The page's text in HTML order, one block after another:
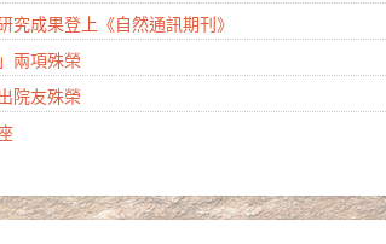
究成果登上《自然通訊期刊》
兩項殊榮
院友殊榮